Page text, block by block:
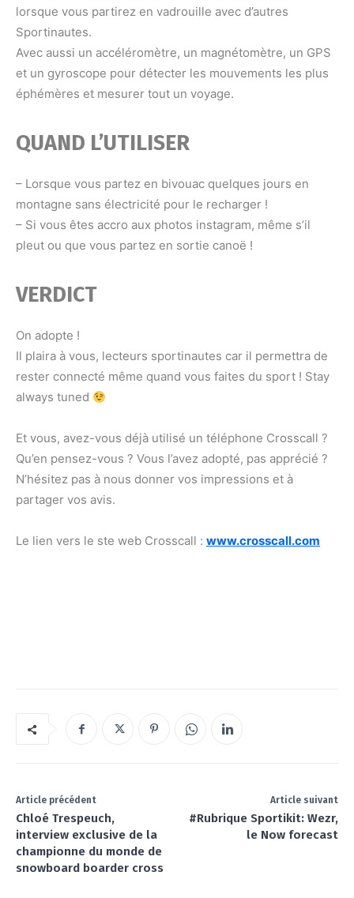
lorsque vous partirez en vadrouille avec d’autres
Sportinautes.
Avec aussi un accéléromètre, un magnétomètre, un GPS
et un gyroscope pour détecter les mouvements les plus
éphémères et mesurer tout un voyage.
QUAND L’UTILISER
– Lorsque vous partez en bivouac quelques jours en
montagne sans électricité pour le recharger !
– Si vous êtes accro aux photos instagram, même s’il
pleut ou que vous partez en sortie canoë !
VERDICT
On adopte !
Il plaira à vous, lecteurs sportinautes car il permettra de
rester connecté même quand vous faites du sport ! Stay
always tuned
Et vous, avez-vous déjà utilisé un téléphone Crosscall ?
Qu’en pensez-vous ? Vous l’avez adopté, pas apprécié ?
N’hésitez pas à nous donner vos impressions et à
partager vos avis.
Le lien vers le ste web Crosscall : www.crosscall.com
Article précédent
Chloé Trespeuch,
interview exclusive de la
championne du monde de
snowboard boarder cross
Article suivant
#Rubrique Sportikit: Wezr,
le Now forecast